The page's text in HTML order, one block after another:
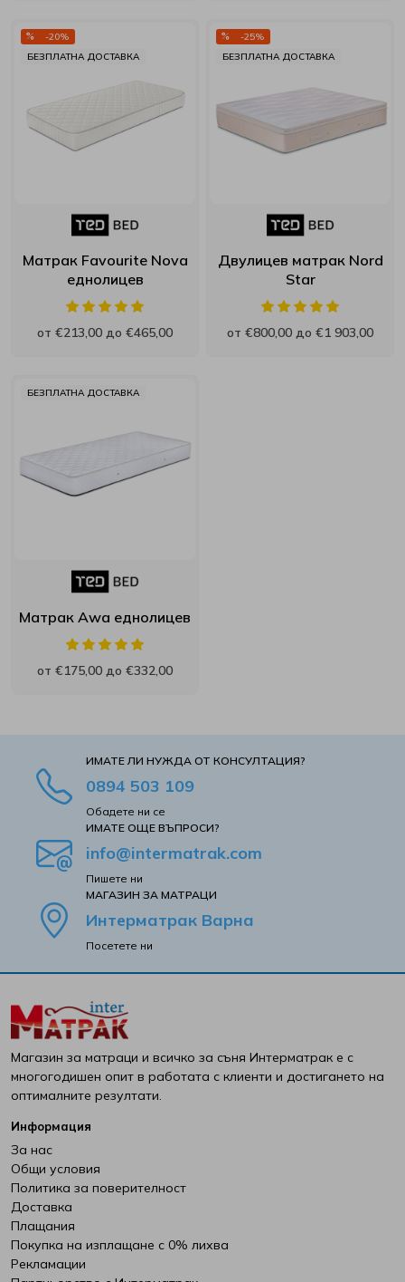
-20%
БЕЗПЛАТНА ДОСТАВКА
Матрак Favourite Nova
еднолицев
от €213,00 до €465,00
-25%
БЕЗПЛАТНА ДОСТАВКА
Двулицев матрак Nord
Star
от €800,00 до €1 903,00
БЕЗПЛАТНА ДОСТАВКА
Матрак Awa еднолицев
от €175,00 до €332,00
ИМАТЕ ЛИ НУЖДА ОТ КОНСУЛТАЦИЯ?
0894 503 109
Обадете ни се
ИМАТЕ ОЩЕ ВЪПРОСИ?
info@intermatrak.com
Пишете ни
MАГАЗИН ЗА МАТРАЦИ
Интерматрак Варна
Посетете ни
Магазин за матраци и всичко за съня Интерматрак е с
многогодишен опит в работата с клиенти и достигането на
оптималните резултати.
Информация
За нас
Общи условия
Политика за поверителност
Доставка
Плащания
Покупка на изплащане с 0% лихва
Рекламации